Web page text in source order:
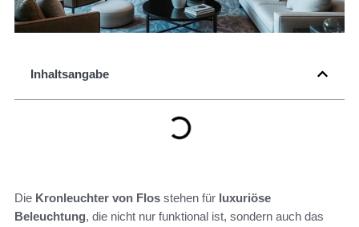
Inhaltsangabe
Die Kronleuchter von Flos stehen für luxuriöse
Beleuchtung, die nicht nur funktional ist, sondern auch das